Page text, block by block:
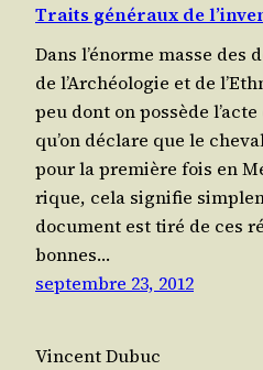
Traits généraux de
Dans l’é­norme masse des
de l’Ar­chéo­lo­gie et de
peu dont on pos­sède
qu’on déclare que le
pour la pre­mière fois en
rique, cela signi­fie
docu­ment est tiré de ces
bonnes…
septembre 23, 2012
Vincent Dubuc